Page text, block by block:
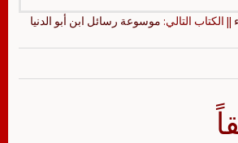
|| الكتاب التالي: موسوعة رسائل ابن أبو الدنيا